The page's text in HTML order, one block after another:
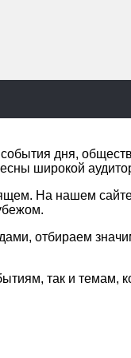
дня,
широкой
На нашем
отбираем
так и темам,